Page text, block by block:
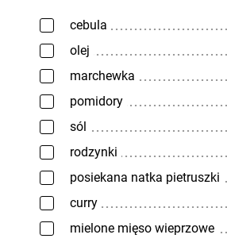
cebula
olej
marchewka
pomidory
sól
rodzynki
posiekana natka pietruszki
curry
mielone mięso wieprzowe